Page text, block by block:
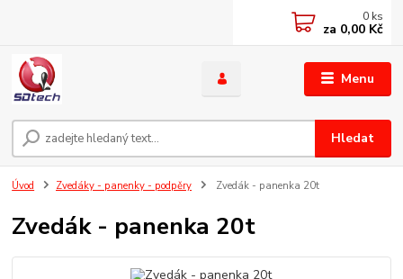
Menu
Hledat
0 ks
za 0,00 Kč
Úvod Zvedáky - panenky - podpěry Zvedák - panenka 20t
Zvedák - panenka 20t